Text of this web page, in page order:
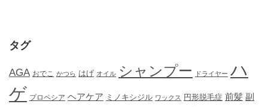
タグ
AGA おでこ かつら はげ オイル シャンプー ドライヤー ハ
ゲ プロペシア ヘアケア ミノキシジル ワックス 円形脱毛症 前髪 副